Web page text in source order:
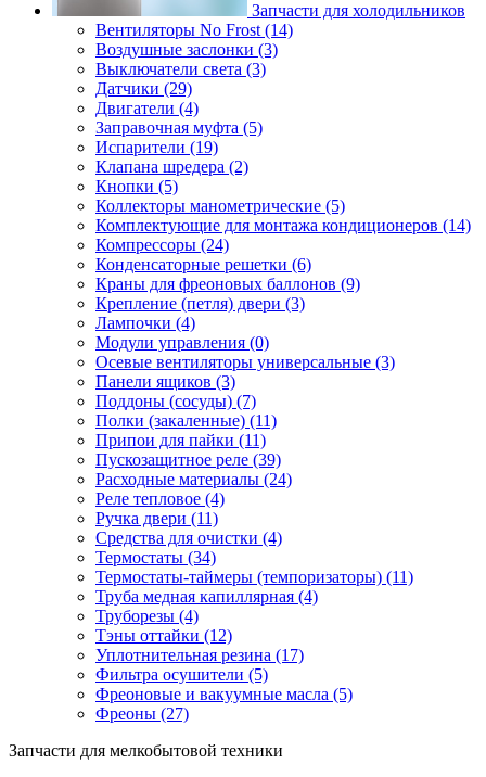
Запчасти для холодильников
Вентиляторы No Frost (14)
Воздушные заслонки (3)
Выключатели света (3)
Датчики (29)
Двигатели (4)
Заправочная муфта (5)
Испарители (19)
Клапана шредера (2)
Кнопки (5)
Коллекторы манометрические (5)
Комплектующие для монтажа кондиционеров (14)
Компрессоры (24)
Конденсаторные решетки (6)
Краны для фреоновых баллонов (9)
Крепление (петля) двери (3)
Лампочки (4)
Модули управления (0)
Осевые вентиляторы универсальные (3)
Панели ящиков (3)
Поддоны (сосуды) (7)
Полки (закаленные) (11)
Припои для пайки (11)
Пускозащитное реле (39)
Расходные материалы (24)
Реле тепловое (4)
Ручка двери (11)
Средства для очистки (4)
Термостаты (34)
Термостаты-таймеры (темпоризаторы) (11)
Труба медная капиллярная (4)
Труборезы (4)
Тэны оттайки (12)
Уплотнительная резина (17)
Фильтра осушители (5)
Фреоновые и вакуумные масла (5)
Фреоны (27)
Запчасти для мелкобытовой техники